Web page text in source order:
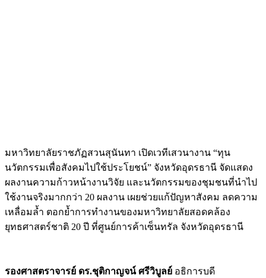
มหาวิทยาลัยราชภัฏสวนสุนันทา เปิดเวทีเสวนางาน “ทุน
นวัตกรรมเพื่อสังคมไปใช้ประโยชน์” จังหวัดอุดรธานี จัดแสดง
ผลงานความก้าวหน้างานวิจัย และนวัตกรรมของชุมชนที่นำไป
ใช้งานจริงมากกว่า 20 ผลงาน เผยช่วยแก้ปัญหาสังคม ลดความ
เหลื่อมล้ำ ตอกย้ำการทำงานของมหาวิทยาลัยสอดคล้อง
ยุทธศาสตร์ชาติ 20 ปี ที่ศูนย์การค้าเซ็นทรัล จังหวัดอุดรธานี
รองศาสตราจารย์ ดร.ชุติกาญจน์ ศรีวิบูลย์ อธิการบดี